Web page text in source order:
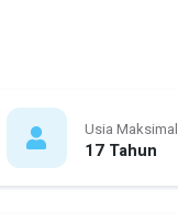
Usia Maksimal
17 Tahun